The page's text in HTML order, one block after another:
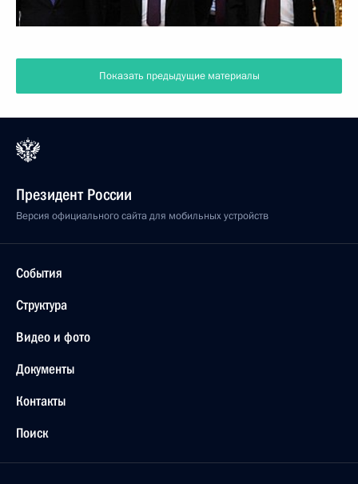
Показать предыдущие материалы
Президент России
Версия официального сайта для мобильных устройств
События
Структура
Видео и фото
Документы
Контакты
Поиск